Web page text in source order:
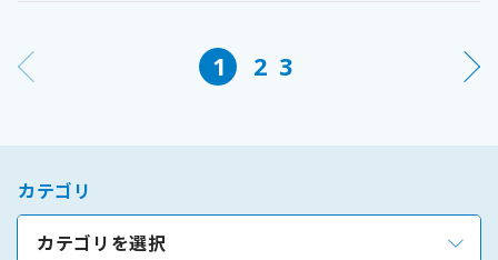
1 2 3
カテゴリ
カテゴリを選択